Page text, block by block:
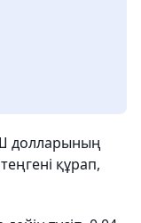
долларының
құрап,